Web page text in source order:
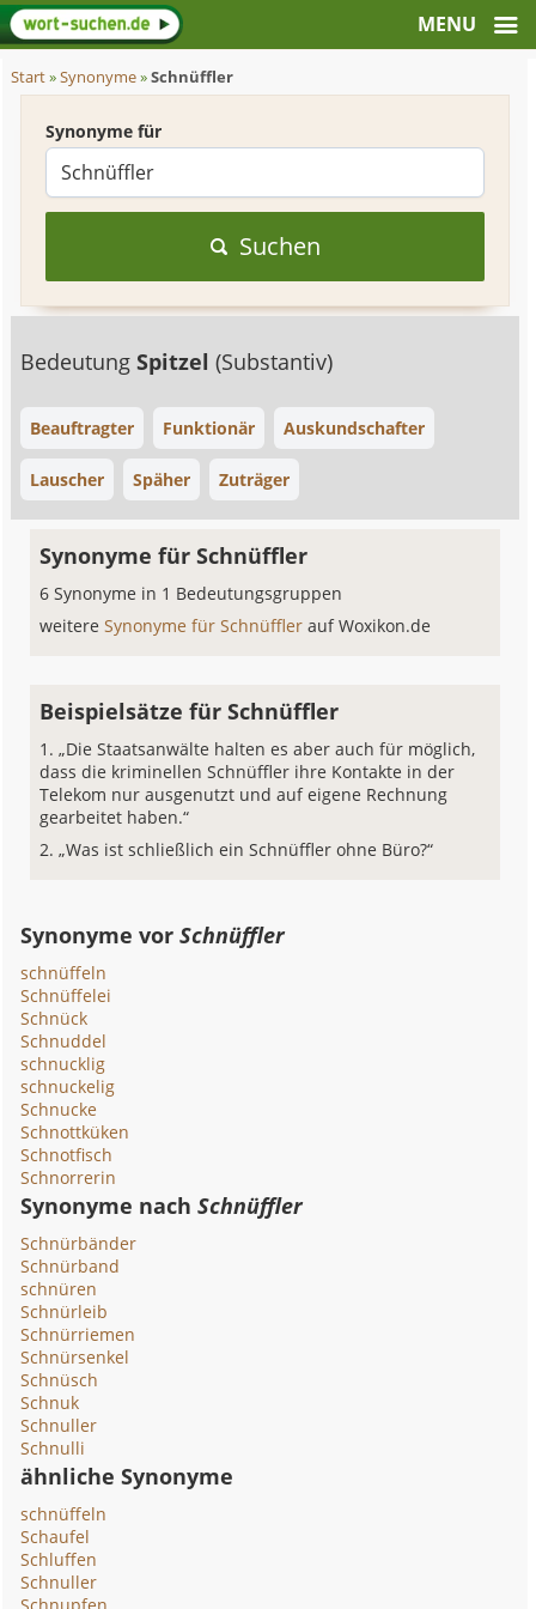
Start»Synonyme»Schnüffler
Synonyme für
Suchen
BedeutungSpitzel(Substantiv)
Beauftragter Funktionär Auskundschafter
Lauscher Späher Zuträger
Synonyme für Schnüffler
6 Synonyme in 1 Bedeutungsgruppen
weitereSynonyme für Schnüfflerauf Woxikon.de
Beispielsätze für Schnüffler
„Die Staatsanwälte halten es aber auch für möglich,
dass die kriminellen Schnüffler ihre Kontakte in der
Telekom nur ausgenutzt und auf eigene Rechnung
gearbeitet haben.“
„Was ist schließlich ein Schnüffler ohne Büro?“
Synonyme vorSchnüffler
schnüffeln
Schnüffelei
Schnück
Schnuddel
schnucklig
schnuckelig
Schnucke
Schnottküken
Schnotfisch
Schnorrerin
Synonyme nachSchnüffler
Schnürbänder
Schnürband
schnüren
Schnürleib
Schnürriemen
Schnürsenkel
Schnüsch
Schnuk
Schnuller
Schnulli
ähnliche Synonyme
schnüffeln
Schaufel
Schluffen
Schnuller